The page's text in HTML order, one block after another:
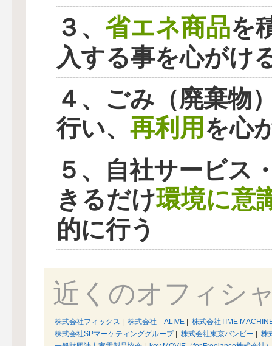
３、 省エネ商品を
入する事を心がけ
４、ごみ（廃棄物
行い、 再利用 を心
５、自社サービス
きるだけ環境に意
的に行う
近くのオフィシ
株式会社フィックス | 株式会社 ALIVE| 株式会社TIME
株式会社SPマーケティンググループ| 株式会社東京バンビー | 株